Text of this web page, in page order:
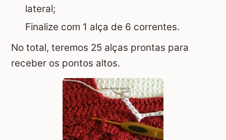
lateral;
Finalize com 1 alça de 6 correntes.
No total, teremos 25 alças prontas para
receber os pontos altos.